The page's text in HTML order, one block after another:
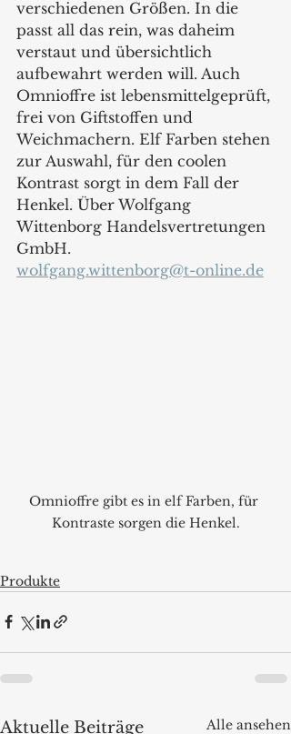
verschiedenen Größen. In die
passt all das rein, was daheim
verstaut und übersichtlich
aufbewahrt werden will. Auch
Omnioffre ist lebensmittelgeprüft,
frei von Giftstoffen und
Weichmachern. Elf Farben stehen
zur Auswahl, für den coolen
Kontrast sorgt in dem Fall der
Henkel. Über Wolfgang
Wittenborg Handelsvertretungen
GmbH.
wolfgang.wittenborg@t-online.de
Omnioffre gibt es in elf Farben, für
Kontraste sorgen die Henkel.
Produkte
Aktuelle Beiträge Alle ansehen